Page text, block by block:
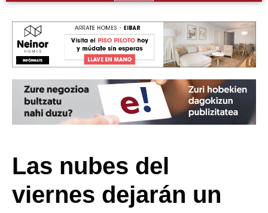
Las nubes del
viernes dejarán un